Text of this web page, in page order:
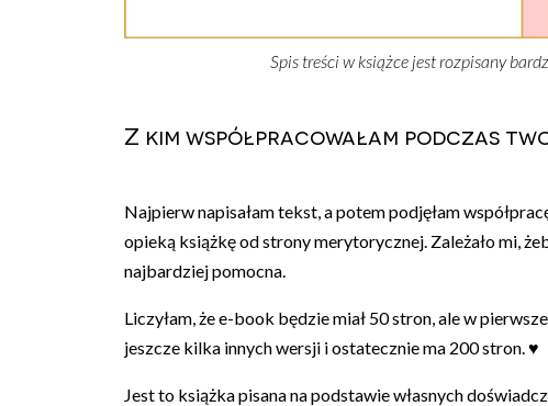
Spis treści w książce jest rozpisany
Z kim współpracowałam podczas
Najpierw napisałam tekst, a potem podjęłam
opieką książkę od strony merytorycznej. Zależało mi,
najbardziej pomocna.
Liczyłam, że e-book będzie miał 50 stron, ale w
jeszcze kilka innych wersji i ostatecznie ma 200 stron. ♥
Jest to książka pisana na podstawie własnych